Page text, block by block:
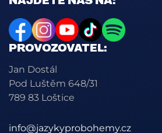
PROVOZOVATEL:
Jan Dostál
Pod Luštěm 648/31
789 83 Loštice
info@jazykyprobohemy.cz